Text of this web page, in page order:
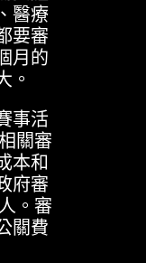
醫療
要審
月的
。
事活
關審
本和
府審
。審
關費